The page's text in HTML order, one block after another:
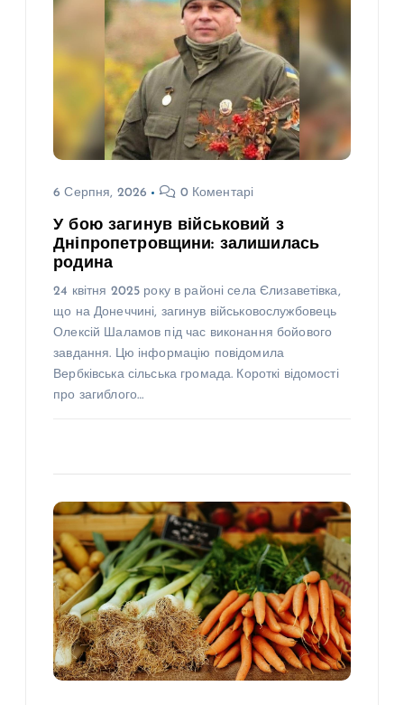
6 Серпня, 2026 0 Коментарі
У бою загинув військовий з
Дніпропетровщини: залишилась
родина
24 квітня 2025 року в районі села Єлизаветівка,
що на Донеччині, загинув військовослужбовець
Олексій Шаламов під час виконання бойового
завдання. Цю інформацію повідомила
Вербківська сільська громада. Короткі відомості
про загиблого…